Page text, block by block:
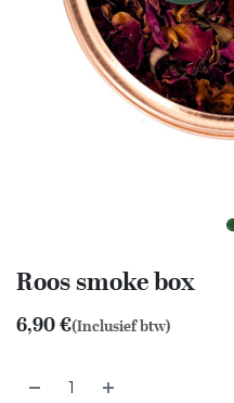
Roos smoke box
6,90€(Inclusief btw)